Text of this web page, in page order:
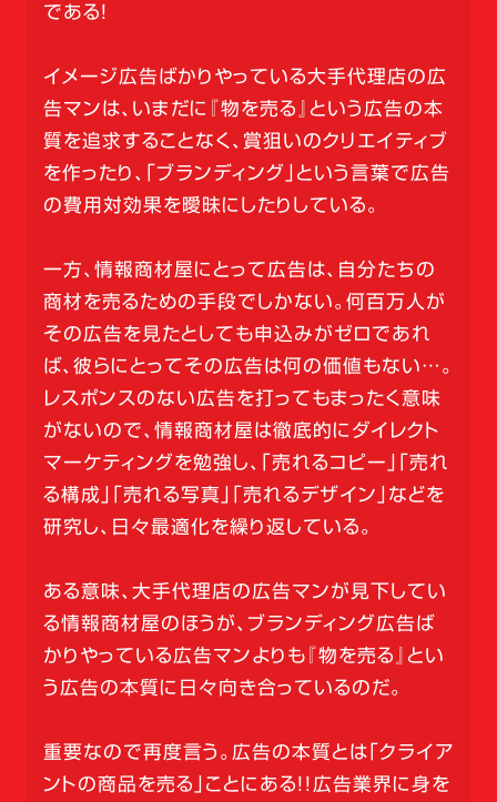
である！
イメージ広告ばかりやっている大手代理店の広
告マンは、いまだに『物を売る』という広告の本
質を追求することなく、賞狙いのクリエイティブ
を作ったり、「ブランディング」という言葉で広告
の費用対効果を曖昧にしたりしている。
一方、情報商材屋にとって広告は、自分たちの
商材を売るための手段でしかない。何百万人が
その広告を見たとしても申込みがゼロであれ
ば、彼らにとってその広告は何の価値もない…。
レスポンスのない広告を打ってもまったく意味
がないので、情報商材屋は徹底的にダイレクト
マーケティングを勉強し、「売れるコピー」「売れ
る構成」「売れる写真」「売れるデザイン」などを
研究し、日々最適化を繰り返している。
ある意味、大手代理店の広告マンが見下してい
る情報商材屋のほうが、ブランディング広告ば
かりやっている広告マンよりも『物を売る』とい
う広告の本質に日々向き合っているのだ。
重要なので再度言う。広告の本質とは「クライア
ントの商品を売る」ことにある！！広告業界に身を